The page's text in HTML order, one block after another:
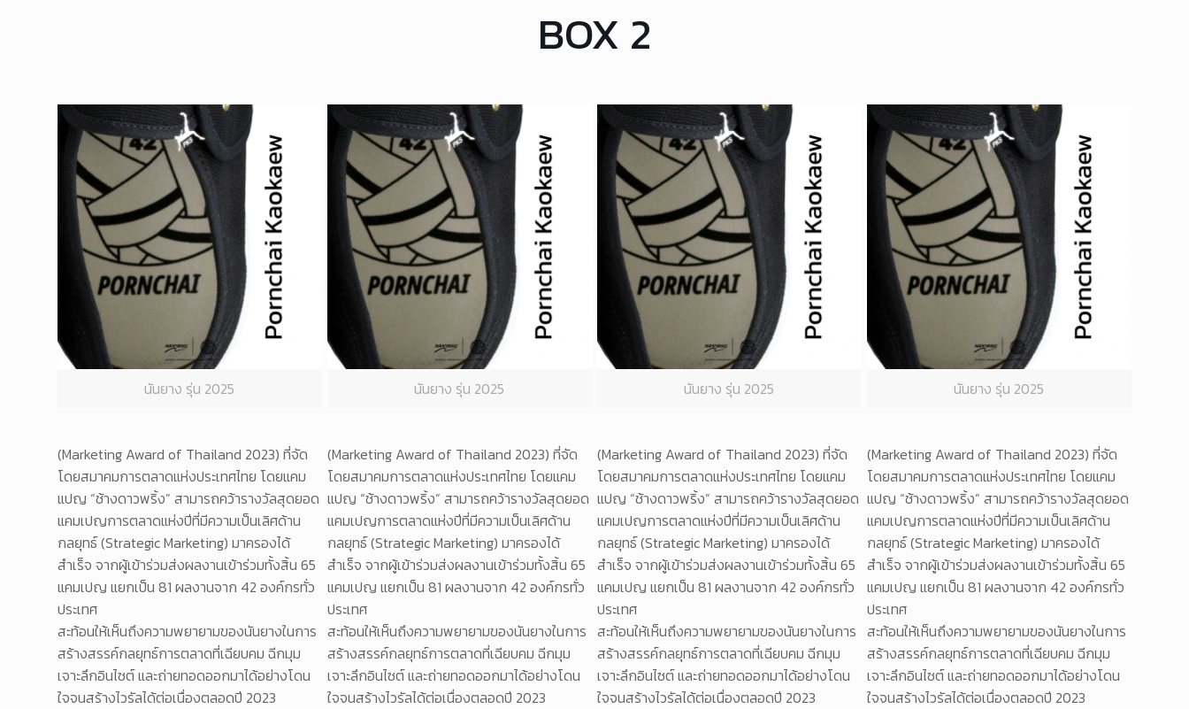
BOX 2
นันยาง รุ่น 2025
(Marketing Award of Thailand 2023) ที่จัด
โดยสมาคมการตลาดแห่งประเทศไทย โดยแคม
แปญ “ช้างดาวพริ้ง” สามารถคว้ารางวัลสุดยอด
แคมเปญการตลาดแห่งปีที่มีความเป็นเลิศด้าน
กลยุทธ์ (Strategic Marketing) มาครองได้
สำเร็จ จากผู้เข้าร่วมส่งผลงานเข้าร่วมทั้งสิ้น 65
แคมเปญ แยกเป็น 81 ผลงานจาก 42 องค์กรทั่ว
ประเทศ
สะท้อนให้เห็นถึงความพยายามของนันยางในการ
สร้างสรรค์กลยุทธ์การตลาดที่เฉียบคม ฉีกมุม
เจาะลึกอินไซต์ และถ่ายทอดออกมาได้อย่างโดน
ใจจนสร้างไวรัลได้ต่อเนื่องตลอดปี 2023
นันยาง รุ่น 2025
(Marketing Award of Thailand 2023) ที่จัด
โดยสมาคมการตลาดแห่งประเทศไทย โดยแคม
แปญ “ช้างดาวพริ้ง” สามารถคว้ารางวัลสุดยอด
แคมเปญการตลาดแห่งปีที่มีความเป็นเลิศด้าน
กลยุทธ์ (Strategic Marketing) มาครองได้
สำเร็จ จากผู้เข้าร่วมส่งผลงานเข้าร่วมทั้งสิ้น 65
แคมเปญ แยกเป็น 81 ผลงานจาก 42 องค์กรทั่ว
ประเทศ
สะท้อนให้เห็นถึงความพยายามของนันยางในการ
สร้างสรรค์กลยุทธ์การตลาดที่เฉียบคม ฉีกมุม
เจาะลึกอินไซต์ และถ่ายทอดออกมาได้อย่างโดน
ใจจนสร้างไวรัลได้ต่อเนื่องตลอดปี 2023
นันยาง รุ่น 2025
(Marketing Award of Thailand 2023) ที่จัด
โดยสมาคมการตลาดแห่งประเทศไทย โดยแคม
แปญ “ช้างดาวพริ้ง” สามารถคว้ารางวัลสุดยอด
แคมเปญการตลาดแห่งปีที่มีความเป็นเลิศด้าน
กลยุทธ์ (Strategic Marketing) มาครองได้
สำเร็จ จากผู้เข้าร่วมส่งผลงานเข้าร่วมทั้งสิ้น 65
แคมเปญ แยกเป็น 81 ผลงานจาก 42 องค์กรทั่ว
ประเทศ
สะท้อนให้เห็นถึงความพยายามของนันยางในการ
สร้างสรรค์กลยุทธ์การตลาดที่เฉียบคม ฉีกมุม
เจาะลึกอินไซต์ และถ่ายทอดออกมาได้อย่างโดน
ใจจนสร้างไวรัลได้ต่อเนื่องตลอดปี 2023
นันยาง รุ่น 2025
(Marketing Award of Thailand 2023) ที่จัด
โดยสมาคมการตลาดแห่งประเทศไทย โดยแคม
แปญ “ช้างดาวพริ้ง” สามารถคว้ารางวัลสุดยอด
แคมเปญการตลาดแห่งปีที่มีความเป็นเลิศด้าน
กลยุทธ์ (Strategic Marketing) มาครองได้
สำเร็จ จากผู้เข้าร่วมส่งผลงานเข้าร่วมทั้งสิ้น 65
แคมเปญ แยกเป็น 81 ผลงานจาก 42 องค์กรทั่ว
ประเทศ
สะท้อนให้เห็นถึงความพยายามของนันยางในการ
สร้างสรรค์กลยุทธ์การตลาดที่เฉียบคม ฉีกมุม
เจาะลึกอินไซต์ และถ่ายทอดออกมาได้อย่างโดน
ใจจนสร้างไวรัลได้ต่อเนื่องตลอดปี 2023